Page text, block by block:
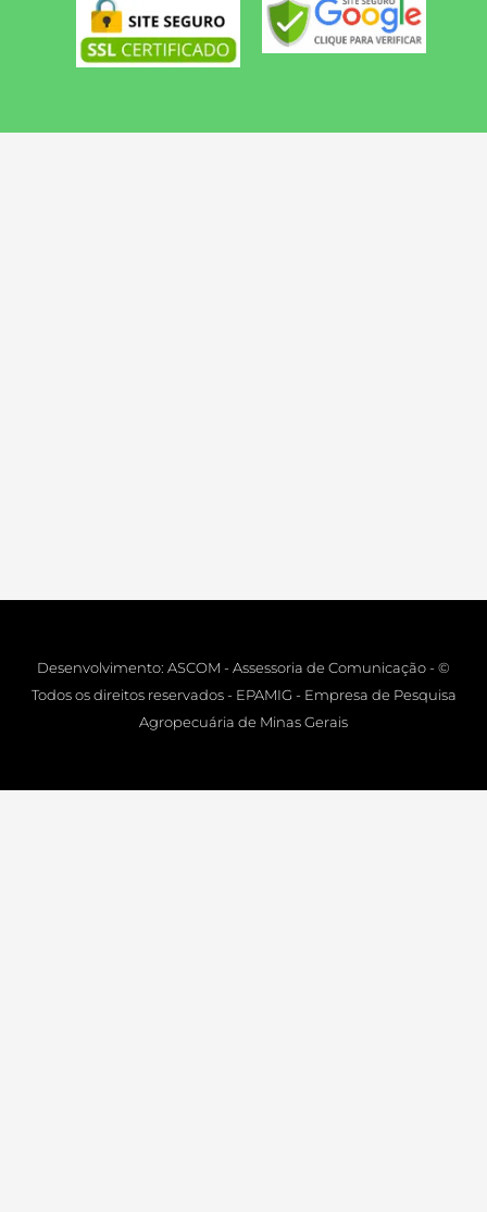
Desenvolvimento: ASCOM - Assessoria de Comunicação - ©
Todos os direitos reservados - EPAMIG - Empresa de Pesquisa
Agropecuária de Minas Gerais